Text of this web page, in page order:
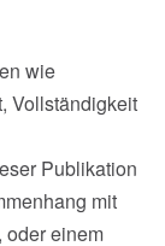
wie
Vollständigkeit
Publikation
mit
oder einem